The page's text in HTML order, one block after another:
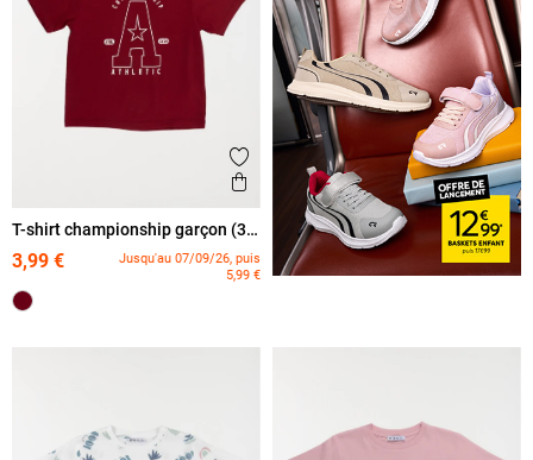
Ajouter aux favoris
Aperçu rapide
T-shirt championship garçon (3-
3,99 €
Jusqu'au 07/09/26, puis
5,99 €